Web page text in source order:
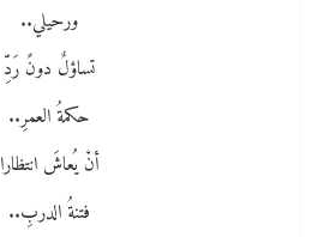
ورحيلي..
تساؤلٌ دونً رَدِّ
حكمةُ العمرِ..
أنْ يُعاشَ انتظارا
فتنةُ الدربِ..